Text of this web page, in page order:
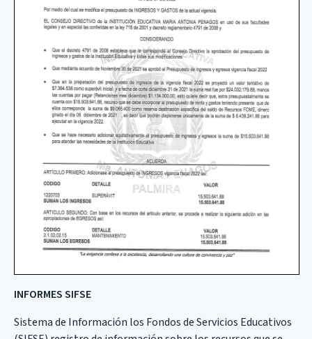
INFORMES SIFSE
Sistema de Información los Fondos de Servicios Educativos